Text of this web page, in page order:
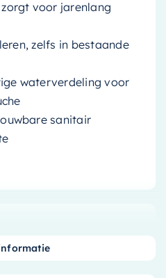
voor jarenlang
zelfs in bestaande
waterverdeling voor
sanitair
Deze royale